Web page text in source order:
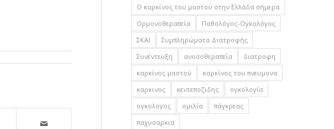
Ο καρκίνος του μαστού στην Ελλάδα σήμερα
Ορμονοθεραπεία
Παθολόγος-Ογκολόγος
ΣΚΑΙ
Συμπληρώματα Διατροφής
Συνέντευξη
ανοσοθεραπεία
διατροφη
καρκίνος μαστού
καρκίνος του πνευμονα
καρκινος
κεντεποζιδης
ογκολογία
ογκολογος
ομιλία
πάγκρεας
παχυσαρκια